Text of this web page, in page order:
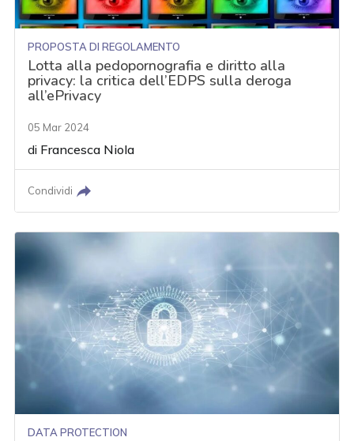
PROPOSTA DI REGOLAMENTO
Lotta alla pedopornografia e diritto alla
privacy: la critica dell’EDPS sulla deroga
all’ePrivacy
05 Mar 2024
di Francesca Niola
Condividi
DATA PROTECTION